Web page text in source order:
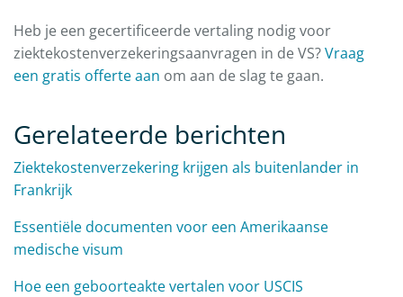
Heb je een gecertificeerde vertaling nodig voor
ziektekostenverzekeringsaanvragen in de VS?Vraag
een gratis offerte aan om aan de slag te gaan.
Gerelateerde berichten
Ziektekostenverzekering krijgen als buitenlander in
Frankrijk
Essentiële documenten voor een Amerikaanse
medische visum
Hoe een geboorteakte vertalen voor USCIS